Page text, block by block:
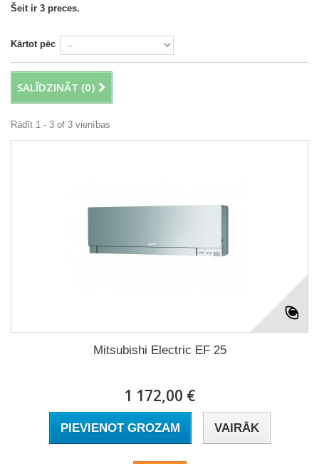
Šeit ir 3 preces.
Kārtot pēc
SALĪDZINĀT (0)
Rādīt 1 - 3 of 3 vienības
Mitsubishi Electric EF 25
1 172,00 €
PIEVIENOT GROZAM VAIRĀK